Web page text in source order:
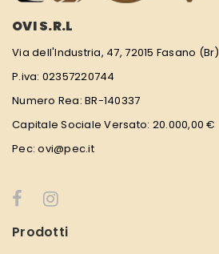
OVI S.R.L
Via dell'Industria, 47, 72015 Fasano (Br)
P.iva: 02357220744
Numero Rea: BR-140337
Capitale Sociale Versato: 20.000,00 €
Pec: ovi@pec.it
Prodotti